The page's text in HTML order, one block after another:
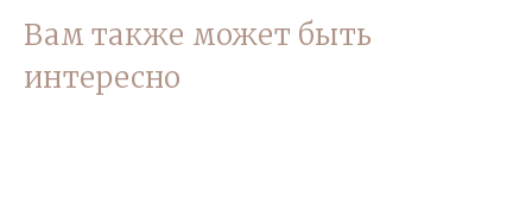
Вам также может быть
интересно